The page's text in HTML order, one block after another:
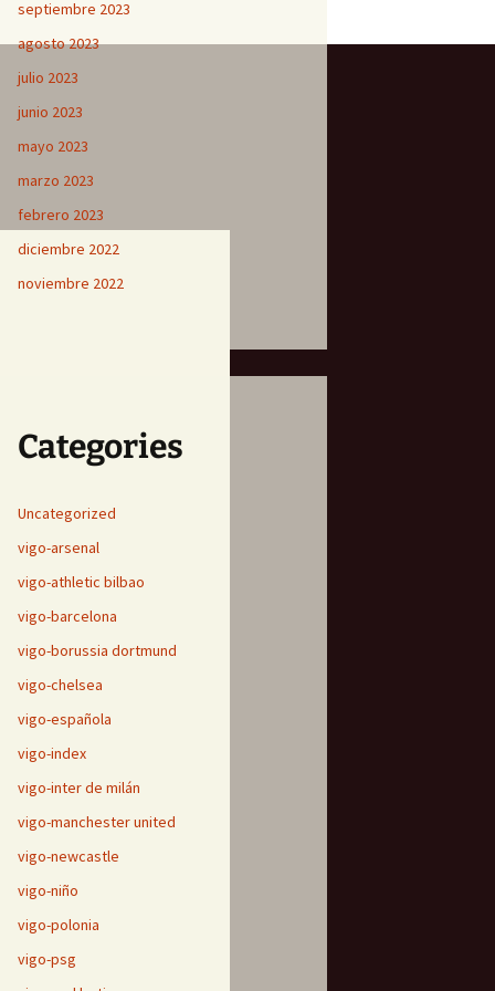
septiembre 2023
agosto 2023
julio 2023
junio 2023
mayo 2023
marzo 2023
febrero 2023
diciembre 2022
noviembre 2022
Categories
Uncategorized
vigo-arsenal
vigo-athletic bilbao
vigo-barcelona
vigo-borussia dortmund
vigo-chelsea
vigo-española
vigo-index
vigo-inter de milán
vigo-manchester united
vigo-newcastle
vigo-niño
vigo-polonia
vigo-psg